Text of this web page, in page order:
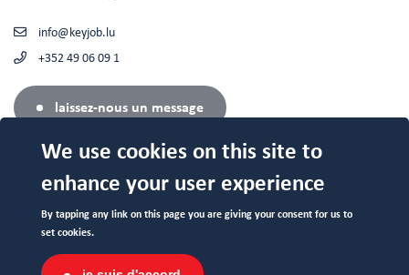
info@keyjob.lu
+352 49 06 09 1
laissez-nous un message
Professionnelle du Ministère de l’Éducation Nationale.
We use cookies on this site to
enhance your user experience
By tapping any link on this page you are giving your consent for us to
set cookies.